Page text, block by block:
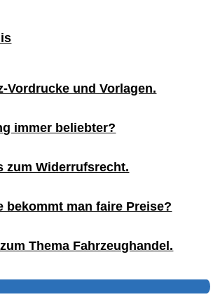
Vordrucke und Vorlagen.
immer beliebter?
zum Widerrufsrecht.
bekommt man faire Preise?
Thema Fahrzeughandel.